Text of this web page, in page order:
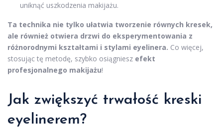
uniknąć uszkodzenia makijażu.
Ta technika nie tylko ułatwia tworzenie równych kresek,
ale również otwiera drzwi do eksperymentowania z
różnorodnymi kształtami i stylami eyelinera. Co więcej,
stosując tę metodę, szybko osiągniesz efekt
profesjonalnego makijażu!
Jak zwiększyć trwałość kreski
eyelinerem?